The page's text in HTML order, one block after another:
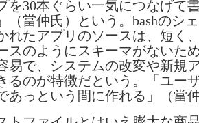
を30本ぐらい一気につなげて
（當仲氏）という。bashのシ
れたアプリのソースは、短く
スのようにスキーマがないた
易で、システムの改変や新規
るのが特徴だという。「ユー
あっという間に作れる」（當